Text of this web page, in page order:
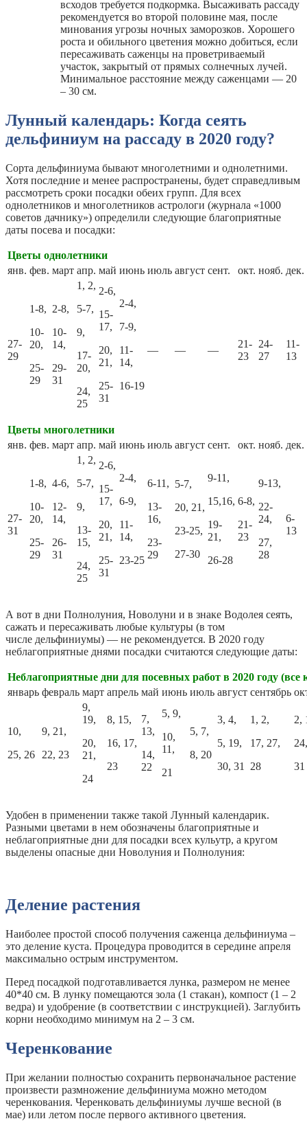
всходов требуется подкормка. Высаживать рассаду
рекомендуется во второй половине мая, после
минования угрозы ночных заморозков. Хорошего
роста и обильного цветения можно добиться, если
пересаживать саженцы на проветриваемый
участок, закрытый от прямых солнечных лучей.
Минимальное расстояние между саженцами — 20
– 30 см.
Лунный календарь: Когда сеять
дельфиниум на рассаду в 2020 году?
Сорта дельфиниума бывают многолетними и однолетними.
Хотя последние и менее распространены, будет справедливым
рассмотреть сроки посадки обеих групп. Для всех
однолетников и многолетников астрологи (журнала «1000
советов дачнику») определили следующие благоприятные
даты посева и посадки:
Цветы однолетники
янв. фев. март апр. май июнь июль август сент. окт. нояб. дек.
27-
29
1-8,
10-
20,
25-
29
2-8,
10-
14,
29-
31
1, 2,
5-7,
9,
17-
20,
24,
25
2-6,
15-
17,
20,
21,
25-
31
2-4,
7-9,
11-
14,
16-19
— — —
21-
23
24-
27
11-
13
Цветы многолетники
янв. фев. март апр. май июнь июль август сент. окт. нояб. дек.
27-
31
1-8,
10-
20,
25-
29
4-6,
12-
14,
26-
31
1, 2,
5-7,
9,
13-
15,
24,
25
2-6,
15-
17,
20,
21,
25-
31
2-4,
6-9,
11-
14,
23-25
6-11,
13-
16,
23-
29
5-7,
20, 21,
23-25,
27-30
9-11,
15,16,
19-
21,
26-28
6-8,
21-
23
9-13,
22-
24,
27,
28
6-
13
А вот в дни Полнолуния, Новолуни и в знаке Водолея сеять,
сажать и пересаживать любые культуры (в том
числе дельфиниумы) — не рекомендуется. В 2020 году
неблагоприятные днями посадки считаются следующие даты:
Неблагоприятные дни для посевных работ в 2020 году (все
январь февраль март апрель май июнь июль август сентябрь
10,
25, 26
9, 21,
22, 23
9,
19,
20,
21,
24
8, 15,
16, 17,
23
7,
13,
14,
22
5, 9,
10,
11,
21
5, 7,
8, 20
3, 4,
5, 19,
30, 31
1, 2,
17, 27,
28
2,
31
Удобен в применении также такой Лунный календарик.
Разными цветами в нем обозначены благоприятные и
неблагоприятные дни для посадки всех кульутр, а кругом
выделены опасные дни Новолуния и Полнолуния:
Деление растения
Наиболее простой способ получения саженца дельфиниума –
это деление куста. Процедура проводится в середине апреля
максимально острым инструментом.
Перед посадкой подготавливается лунка, размером не менее
40*40 см. В лунку помещаются зола (1 стакан), компост (1 – 2
ведра) и удобрение (в соответствии с инструкцией). Заглубить
корни необходимо минимум на 2 – 3 см.
Черенкование
При желании полностью сохранить первоначальное растение
произвести размножение дельфиниума можно методом
черенкования. Черенковать дельфиниумы лучше весной (в
мае) или летом после первого активного цветения.